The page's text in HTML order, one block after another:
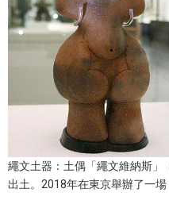
運動
工作勞動
繩文土器：土偶「繩文維納斯」
出土。2018年在東京舉辦了一